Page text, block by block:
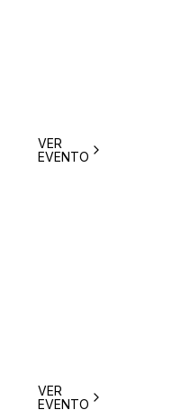
VER
EVENTO
VER
EVENTO